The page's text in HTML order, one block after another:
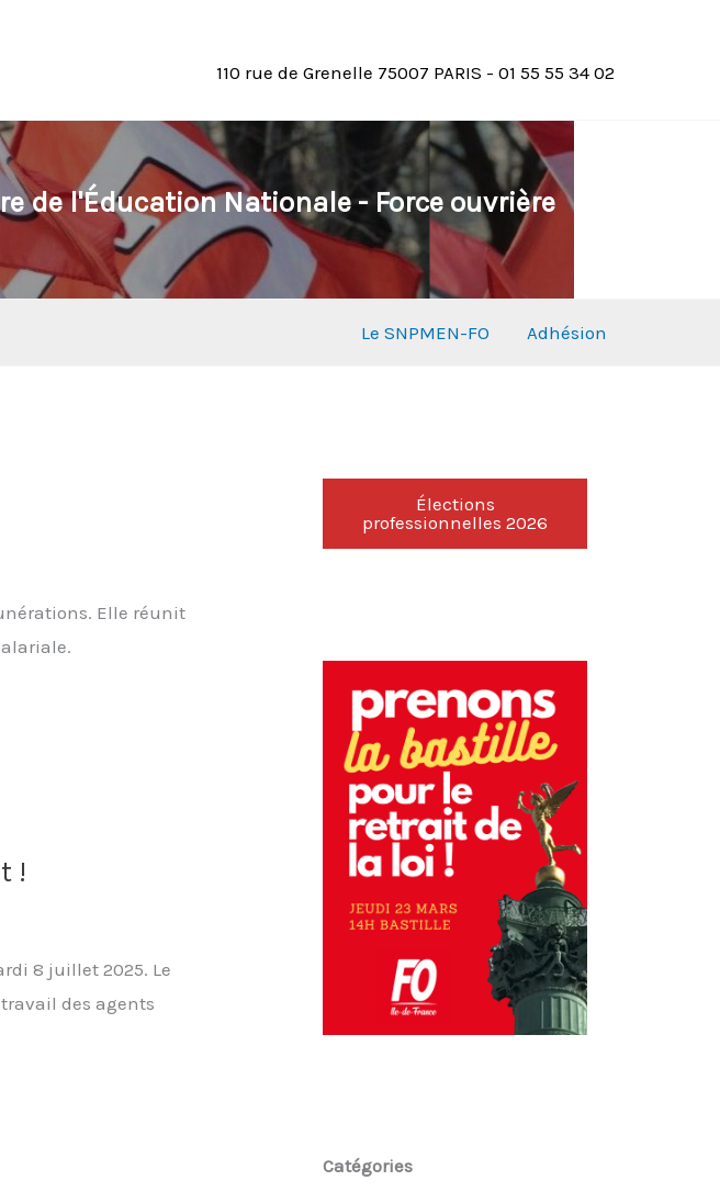
110 rue de Grenelle 75007 PARIS - 01 55 55 34 02
de l'Éducation Nationale - Force ouvrière
Le SNPMEN-FO Adhésion
Elle réunit
!
8 juillet 2025. Le
des agents
Élections
professionnelles 2026
Catégories